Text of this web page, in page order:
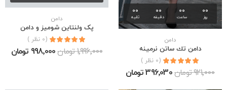
00
روز
00
ساعت
00
دقیقه
00
ثانیه
دامن
دامن تك ساتن نرمينه
(0 نظر )
921٬000 تومان 396٬030 تومان
دامن
پک ولنتاین شومیز و دامن
(0 نظر )
1٬996٬000 تومان 998٬000 تومان